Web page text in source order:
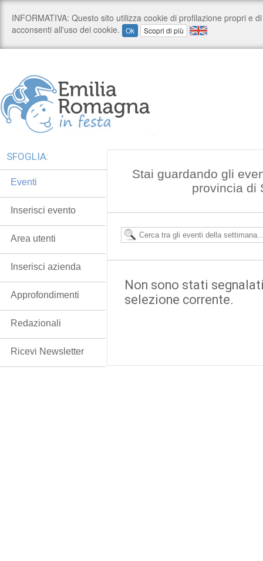
Stai guardando gli
provincia di
Non sono stati
selezione corrente.
SFOGLIA:
Eventi
Inserisci evento
Area utenti
Inserisci azienda
Approfondimenti
Redazionali
Ricevi Newsletter